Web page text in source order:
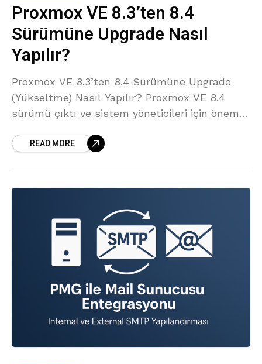
Proxmox VE 8.3’ten 8.4
Sürümüne Upgrade Nasıl
Yapılır?
Proxmox VE 8.3’ten 8.4 Sürümüne Upgrade
(Yükseltme) Nasıl Yapılır? Proxmox VE 8.4
sürümü çıktı ve sistem yöneticileri için önemli
performans iyileştirmeleri sunuyor. Peki,
READ MORE